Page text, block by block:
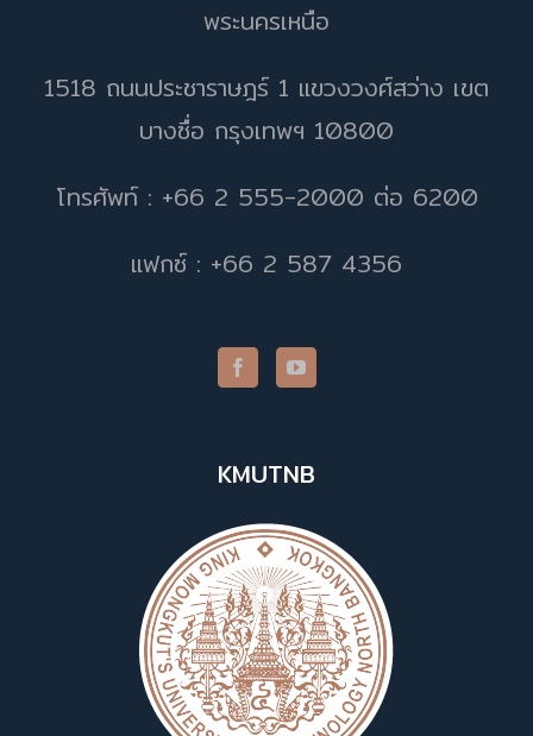
พระนครเหนือ
1518 ถนนประชาราษฎร์ 1 แขวงวงศ์สว่าง เขต
บางซื่อ กรุงเทพฯ 10800
โทรศัพท์ : +66 2 555-2000 ต่อ 6200
แฟกซ์ : +66 2 587 4356
KMUTNB